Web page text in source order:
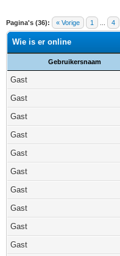
Pagina's (36): « Vorige 1 4
Wie is er online
Gebruikersnaam
Gast
Gast
Gast
Gast
Gast
Gast
Gast
Gast
Gast
Gast